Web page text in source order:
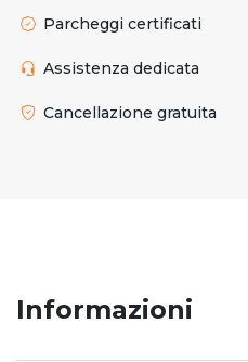
Parcheggi certificati
Assistenza dedicata
Cancellazione gratuita
Informazioni